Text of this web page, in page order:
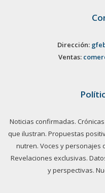
Dirección:
Ventas:
Noticias confirmadas.
que ilustran. Propuestas
nutren. Voces y personajes
Revelaciones exclusivas.
y perspectivas.